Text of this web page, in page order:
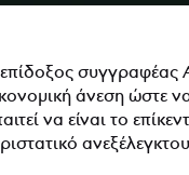
συγγραφέας
άνεση ώστε
να είναι το